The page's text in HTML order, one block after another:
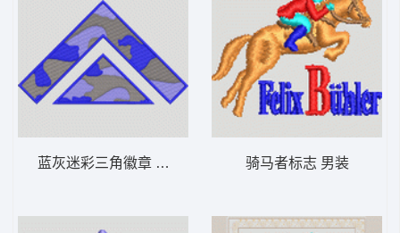
蓝灰迷彩三角徽章 男装 骑马者标志 男装